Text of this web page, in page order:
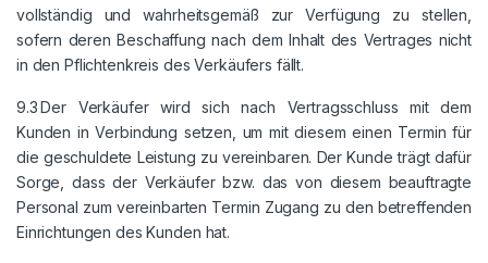
vollständig und wahrheitsgemäß zur Verfügung zu stellen,
sofern deren Beschaffung nach dem Inhalt des Vertrages nicht
in den Pflichtenkreis des Verkäufers fällt.
9.3 Der Verkäufer wird sich nach Vertragsschluss mit dem
Kunden in Verbindung setzen, um mit diesem einen Termin für
die geschuldete Leistung zu vereinbaren. Der Kunde trägt dafür
Sorge, dass der Verkäufer bzw. das von diesem beauftragte
Personal zum vereinbarten Termin Zugang zu den betreffenden
Einrichtungen des Kunden hat.